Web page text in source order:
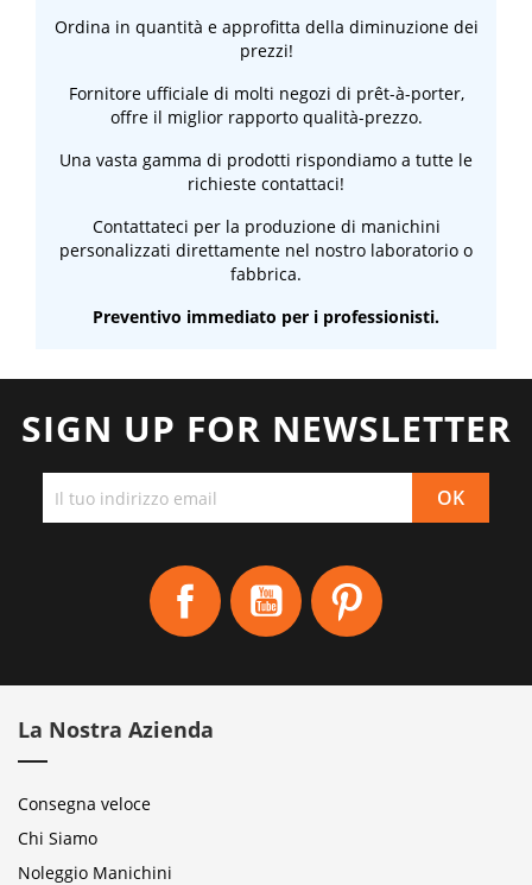
Ordina in quantità e approfitta della diminuzione dei
prezzi!
Fornitore ufficiale di molti negozi di prêt-à-porter,
offre il miglior rapporto qualità-prezzo.
Una vasta gamma di prodotti rispondiamo a tutte le
richieste contattaci!
Contattateci per la produzione di manichini
personalizzati direttamente nel nostro laboratorio o
fabbrica.
Preventivo immediato per i professionisti.
SIGN UP FOR NEWSLETTER
Facebook YouTube
La Nostra Azienda
Consegna veloce
Chi Siamo
Noleggio Manichini